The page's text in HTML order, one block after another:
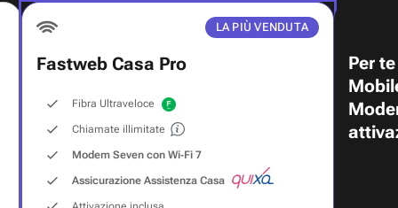
LA PIÙ VENDUTA
Fastweb Casa Pro
Fibra Ultraveloce
Chiamate illimitate
Modem Seven con Wi‑Fi 7
Assicurazione Assistenza Casa
Per